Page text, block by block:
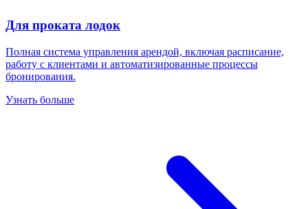
Для проката лодок
Полная система управления арендой, включая расписание,
работу с клиентами и автоматизированные процессы
бронирования.
Узнать больше